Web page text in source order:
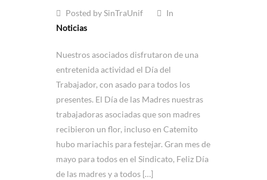
Posted by SinTraUnif
In
Noticias
Nuestros asociados disfrutaron de una
entretenida actividad el Día del
Trabajador, con asado para todos los
presentes. El Día de las Madres nuestras
trabajadoras asociadas que son madres
recibieron un flor, incluso en Catemito
hubo mariachis para festejar. Gran mes de
mayo para todos en el Sindicato, Feliz Día
de las madres y a todos […]